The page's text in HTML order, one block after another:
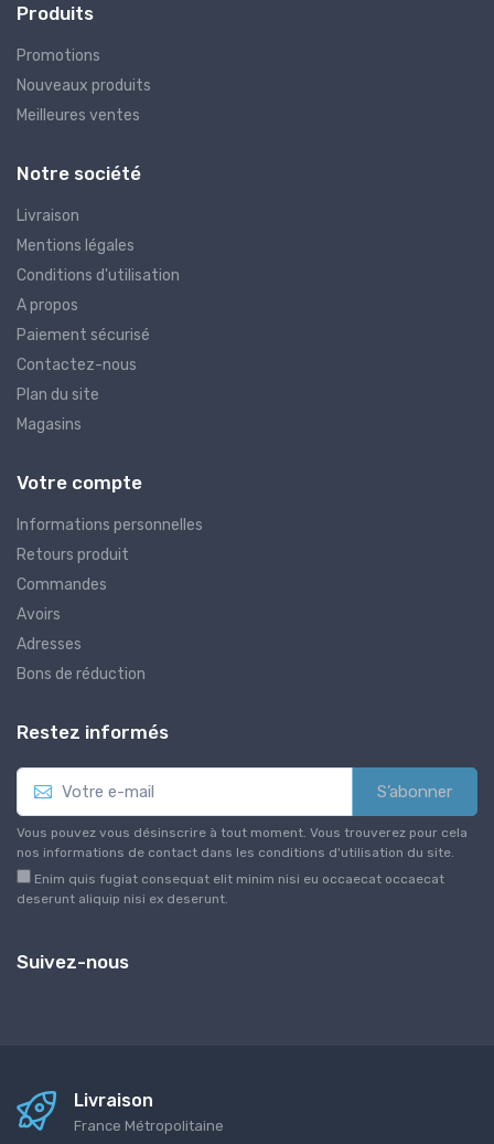
Produits
Promotions
Nouveaux produits
Meilleures ventes
Notre société
Livraison
Mentions légales
Conditions d'utilisation
A propos
Paiement sécurisé
Contactez-nous
Plan du site
Magasins
Votre compte
Informations personnelles
Retours produit
Commandes
Avoirs
Adresses
Bons de réduction
Restez informés
S’abonner
Vous pouvez vous désinscrire à tout moment. Vous trouverez pour cela
nos informations de contact dans les conditions d'utilisation du site.
Enim quis fugiat consequat elit minim nisi eu occaecat occaecat
deserunt aliquip nisi ex deserunt.
Suivez-nous
Livraison
France Métropolitaine